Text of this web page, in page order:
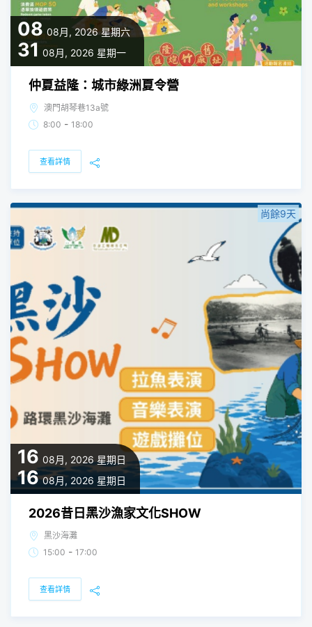
08 08月, 2026 星期六
31 08月, 2026 星期一
仲夏益隆：城市綠洲夏令營
澳門胡琴巷13a號
8:00 - 18:00
查看詳情
16 08月, 2026 星期日
16 08月, 2026 星期日
尚餘9天
2026昔日黑沙漁家文化SHOW
黑沙海灘
15:00 - 17:00
查看詳情